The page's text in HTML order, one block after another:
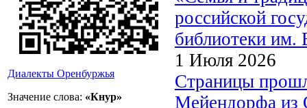
Диалекты Оренбуржья
Значение слова: «Кнур»
российской
библиотеки им.
1 Июля 2026
Страницы
Мейендорфа из